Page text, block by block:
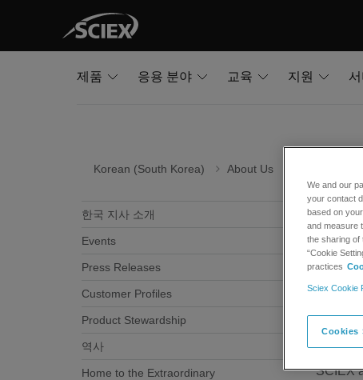
제품 응용 분야 교육 지원
Korean (South Korea) About Us
한국 지사 소개
Events
Press Releases
Customer Profiles
Product Stewardship
역사
Home to the Extraordinary
The
SCIEX
We and our
your contact
based on
and measure
the sharing of
“Cookie
practices
Sciex Cookie
Cookies